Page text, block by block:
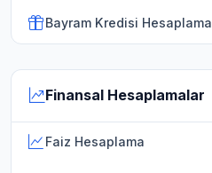
Bayram Kredisi Hesaplama
Finansal Hesaplamalar
Faiz Hesaplama